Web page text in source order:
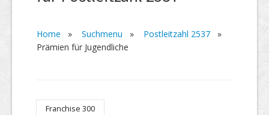
Home » Suchmenu » Postleitzahl 2537 »
Prämien für Jugendliche
Franchise 300